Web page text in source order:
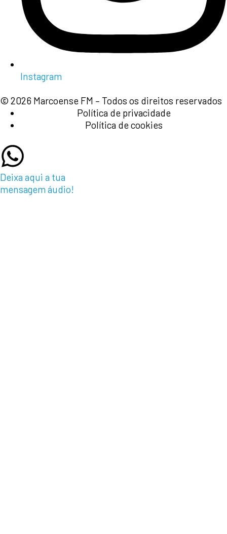
Instagram
© 2026 Marcoense FM – Todos os direitos reservados
Política de privacidade
Política de cookies
Deixa aqui a tua
mensagem áudio!